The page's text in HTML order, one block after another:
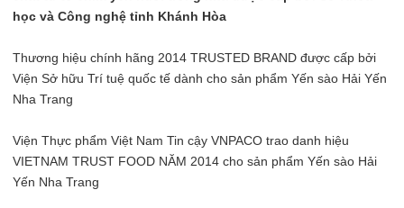
học và Công nghệ tỉnh Khánh Hòa
Thương hiệu chính hãng 2014 TRUSTED BRAND được cấp bởi
Viện Sở hữu Trí tuệ quốc tế dành cho sản phẩm Yến sào Hải Yến
Nha Trang
Viện Thực phẩm Việt Nam Tin cậy VNPACO trao danh hiệu
VIETNAM TRUST FOOD NĂM 2014 cho sản phẩm Yến sào Hải
Yến Nha Trang